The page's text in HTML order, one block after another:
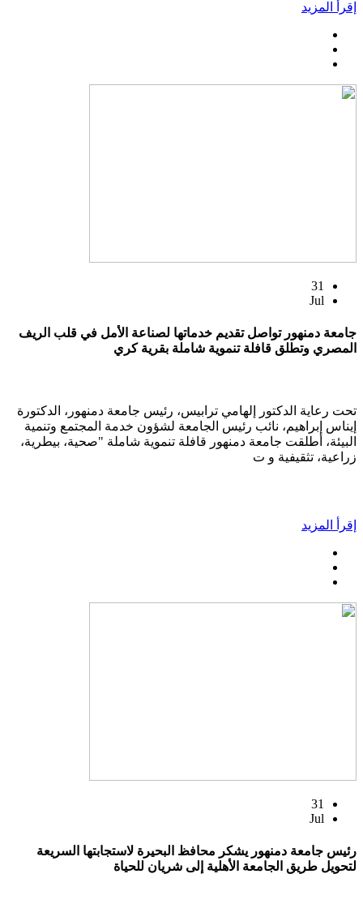
إقرأ المزيد
31
Jul
جامعة دمنهور تواصل تقديم خدماتها لصناعة الأمل في قلب الريف
المصري وتطلق قافلة تنموية شاملة بقرية كري
تحت رعاية الدكتور إلهامي ترابيس، رئيس جامعة دمنهور، الدكتورة
إيناس إبراهيم، نائب رئيس الجامعة لشؤون خدمة المجتمع وتنمية
البيئة، أطلقت جامعة دمنهور قافلة تنموية شاملة "صحية، بيطرية،
زراعية، تثقيفية و ت
إقرأ المزيد
31
Jul
رئيس جامعة دمنهور يشكر محافظ البحيرة لاستجابتها السريعة
لتحويل طريق الجامعة الأهلية إلى شريان للحياة